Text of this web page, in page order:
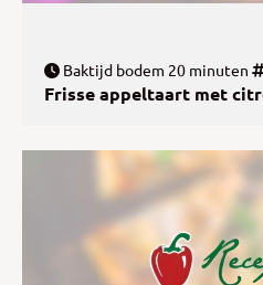
Baktijd bodem 20 minuten
Frisse appeltaart met